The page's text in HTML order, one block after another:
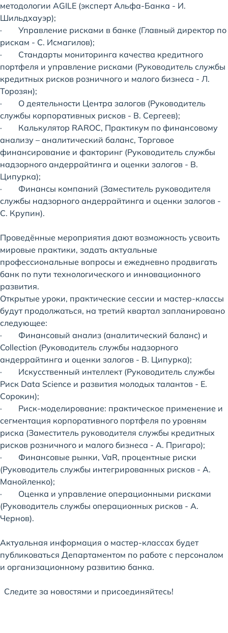
методологии AGILE (эксперт Альфа-Банка - И.
Шильдхауэр);
· Управление рисками в банке (Главный директор по
рискам - С. Исмагилов);
· Стандарты мониторинга качества кредитного
портфеля и управление рисками (Руководитель службы
кредитных рисков розничного и малого бизнеса - Л.
Торозян);
· О деятельности Центра залогов (Руководитель
службы корпоративных рисков - В. Сергеев);
· Калькулятор RAROC, Практикум по финансовому
анализу – аналитический баланс, Торговое
финансирование и факторинг (Руководитель службы
надзорного андеррайтинга и оценки залогов - В.
Ципурка);
· Финансы компаний (Заместитель руководителя
службы надзорного андеррайтинга и оценки залогов -
С. Крупин).
Проведённые мероприятия дают возможность усвоить
мировые практики, задать актуальные
профессиональные вопросы и ежедневно продвигать
банк по пути технологического и инновационного
развития.
Открытые уроки, практические сессии и мастер-классы
будут продолжаться, на третий квартал запланировано
следующее:
· Финансовый анализ (аналитический баланс) и
Collection (Руководитель службы надзорного
андеррайтинга и оценки залогов - В. Ципурка);
· Искусственный интеллект (Руководитель службы
Риск Data Science и развития молодых талантов - Е.
Сорокин);
· Риск-моделирование: практическое применение и
сегментация корпоративного портфеля по уровням
риска (Заместитель руководителя службы кредитных
рисков розничного и малого бизнеса - А. Пригаро);
· Финансовые рынки, VaR, процентные риски
(Руководитель службы интегрированных рисков - А.
Манойленко);
· Оценка и управление операционными рисками
(Руководитель службы операционных рисков - А.
Чернов).
Актуальная информация о мастер-классах будет
публиковаться Департаментом по работе с персоналом
и организационному развитию банка.
Следите за новостями и присоединяйтесь!